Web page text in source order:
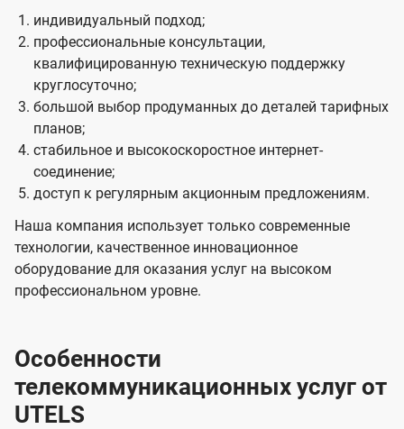
индивидуальный подход;
профессиональные консультации,
квалифицированную техническую поддержку
круглосуточно;
большой выбор продуманных до деталей тарифных
планов;
стабильное и высокоскоростное интернет-
соединение;
доступ к регулярным акционным предложениям.
Наша компания использует только современные
технологии, качественное инновационное
оборудование для оказания услуг на высоком
профессиональном уровне.
Особенности
телекоммуникационных услуг от
UTELS